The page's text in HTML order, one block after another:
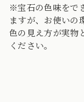
※宝石の色味をで
ますが、お使いの
色の見え方が実物
ください。